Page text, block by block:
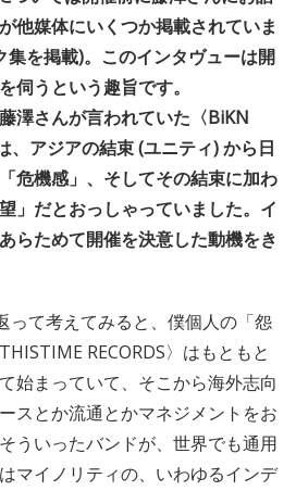
他媒体にいくつか掲載されていま
集を掲載)。このインタヴューは開
伺うという趣旨です。
澤さんが言われていた〈BiKN
、アジアの結束 (ユニティ) から日
危機感」、そしてその結束に加わ
」だとおっしゃっていました。イ
らためて開催を決意した動機をき
って考えてみると、僕個人の「怨
RECORDS〉はもともと
始まっていて、そこから海外志向
スとか流通とかマネジメントをお
ういったバンドが、世界でも通用
マイノリティの、いわゆるインデ